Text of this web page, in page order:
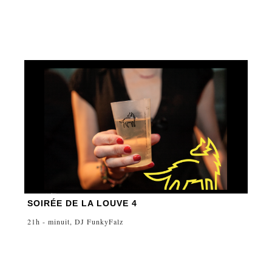
SOIRÉE DE LA LOUVE 4
21h - minuit, DJ FunkyFalz